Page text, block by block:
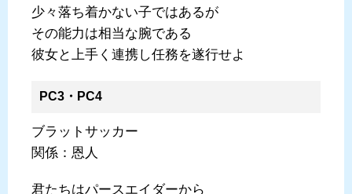
少々落ち着かない子ではあるが
その能力は相当な腕である
彼女と上手く連携し任務を遂行せよ
PC3・PC4
ブラットサッカー
関係：恩人
君たちはパースエイダーから